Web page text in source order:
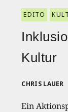
EDITO
Kultur
CHRIS LAUER
Ein